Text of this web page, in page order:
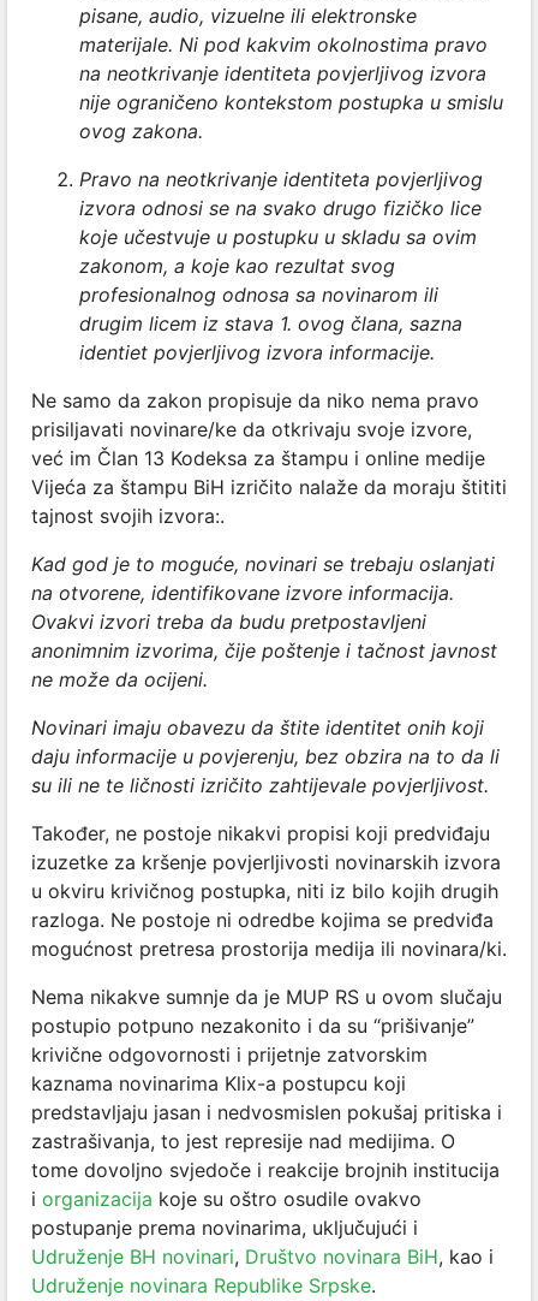
pisane, audio, vizuelne ili elektronske
materijale. Ni pod kakvim okolnostima pravo
na neotkrivanje identiteta povjerljivog izvora
nije ograničeno kontekstom postupka u smislu
ovog zakona.
Pravo na neotkrivanje identiteta povjerljivog
izvora odnosi se na svako drugo fizičko lice
koje učestvuje u postupku u skladu sa ovim
zakonom, a koje kao rezultat svog
profesionalnog odnosa sa novinarom ili
drugim licem iz stava 1. ovog člana, sazna
identiet povjerljivog izvora informacije.
Ne samo da zakon propisuje da niko nema pravo
prisiljavati novinare/ke da otkrivaju svoje izvore,
već im Član 13 Kodeksa za štampu i online medije
Vijeća za štampu BiH izričito nalaže da moraju štititi
tajnost svojih izvora:.
Kad god je to moguće, novinari se trebaju oslanjati
na otvorene, identifikovane izvore informacija.
Ovakvi izvori treba da budu pretpostavljeni
anonimnim izvorima, čije poštenje i tačnost javnost
ne može da ocijeni.
Novinari imaju obavezu da štite identitet onih koji
daju informacije u povjerenju, bez obzira na to da li
su ili ne te ličnosti izričito zahtijevale povjerljivost.
Također, ne postoje nikakvi propisi koji predviđaju
izuzetke za kršenje povjerljivosti novinarskih izvora
u okviru krivičnog postupka, niti iz bilo kojih drugih
razloga. Ne postoje ni odredbe kojima se predviđa
mogućnost pretresa prostorija medija ili novinara/ki.
Nema nikakve sumnje da je MUP RS u ovom slučaju
postupio potpuno nezakonito i da su “prišivanje”
krivične odgovornosti i prijetnje zatvorskim
kaznama novinarima Klix-a postupcu koji
predstavljaju jasan i nedvosmislen pokušaj pritiska i
zastrašivanja, to jest represije nad medijima. O
tome dovoljno svjedoče i reakcije brojnih institucija
i organizacija koje su oštro osudile ovakvo
postupanje prema novinarima, uključujući i
Udruženje BH novinari, Društvo novinara BiH, kao i
Udruženje novinara Republike Srpske.